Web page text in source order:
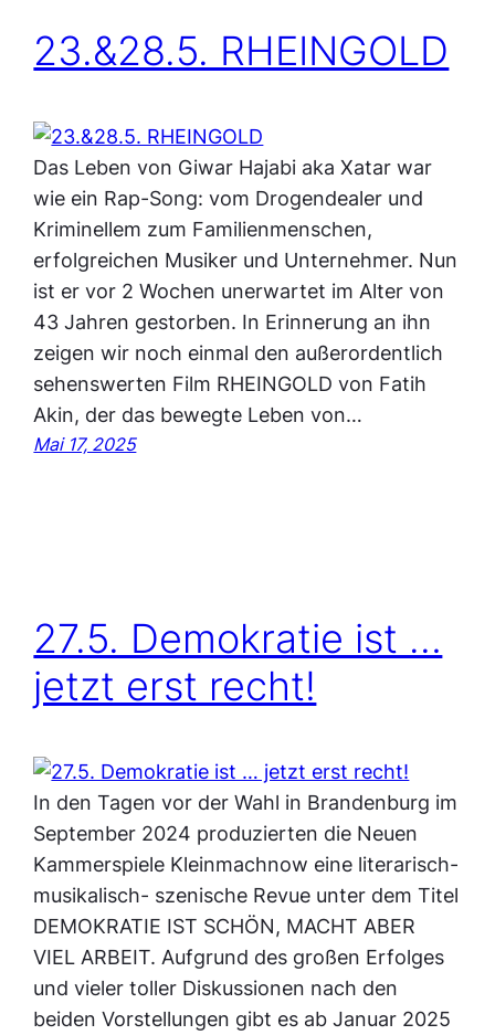
23.&28.5. RHEINGOLD
Das Leben von Giwar Hajabi aka Xatar war
wie ein Rap-Song: vom Drogendealer und
Kriminellem zum Familienmenschen,
erfolgreichen Musiker und Unternehmer. Nun
ist er vor 2 Wochen unerwartet im Alter von
43 Jahren gestorben. In Erinnerung an ihn
zeigen wir noch einmal den außerordentlich
sehenswerten Film RHEINGOLD von Fatih
Akin, der das bewegte Leben von…
Mai 17, 2025
27.5. Demokratie ist …
jetzt erst recht!
In den Tagen vor der Wahl in Brandenburg im
September 2024 produzierten die Neuen
Kammerspiele Kleinmachnow eine literarisch-
musikalisch- szenische Revue unter dem Titel
DEMOKRATIE IST SCHÖN, MACHT ABER
VIEL ARBEIT. Aufgrund des großen Erfolges
und vieler toller Diskussionen nach den
beiden Vorstellungen gibt es ab Januar 2025